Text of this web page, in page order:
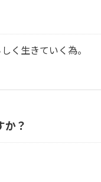
く生きていく為。
か？